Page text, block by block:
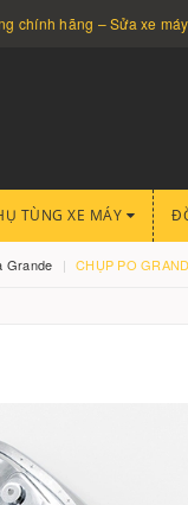
chính hãng – Sửa xe
TÙNG XE MÁY
Grande CHỤP PO